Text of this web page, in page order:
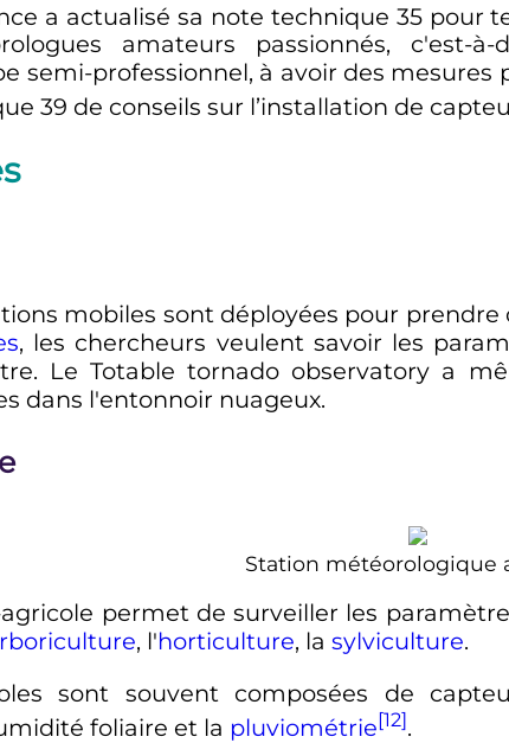
a actualisé sa note technique 35 pour
amateurs passionnés,
semi-professionnel, à avoir des mesures
39 de conseils sur l’installation de
mobiles sont déployées pour
, les chercheurs veulent savoir les
Le Totable tornado observatory a
dans l'entonnoir nuageux.
Station météorologique
permet de surveiller les
, l'horticulture, la sylviculture.
sont souvent composées de
foliaire et la pluviométrie[12].